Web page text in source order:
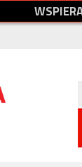
WSPIER